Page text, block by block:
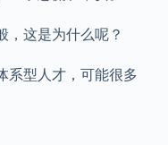
，这是为什么呢？
系型人才，可能很多